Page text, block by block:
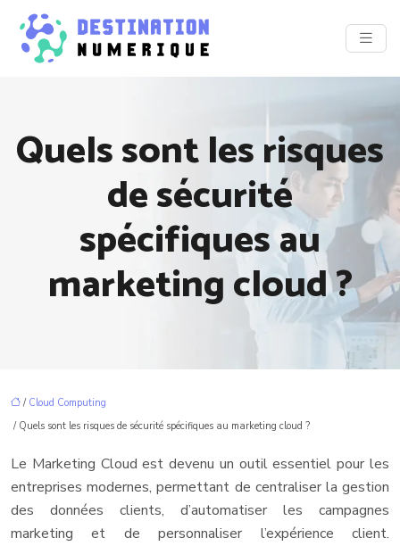
Quels sont les risques
de sécurité
spécifiques au
marketing cloud ?
/ Cloud Computing
/ Quels sont les risques de sécurité spécifiques au marketing cloud ?
Le Marketing Cloud est devenu un outil essentiel pour les
entreprises modernes, permettant de centraliser la gestion
des données clients, d’automatiser les campagnes
marketing et de personnaliser l’expérience client.